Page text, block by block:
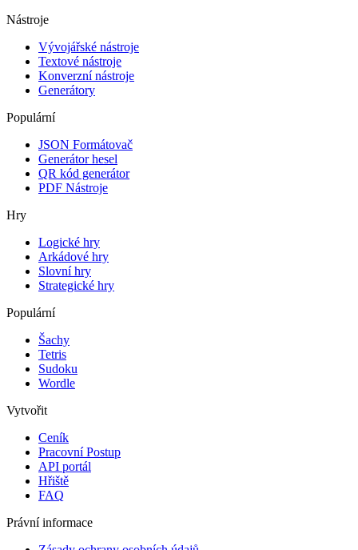
Nástroje
Vývojářské nástroje
Textové nástroje
Konverzní nástroje
Generátory
Populární
JSON Formátovač
Generátor hesel
QR kód generátor
PDF Nástroje
Hry
Logické hry
Arkádové hry
Slovní hry
Strategické hry
Populární
Šachy
Tetris
Sudoku
Wordle
Vytvořit
Ceník
Pracovní Postup
API portál
Hřiště
FAQ
Právní informace